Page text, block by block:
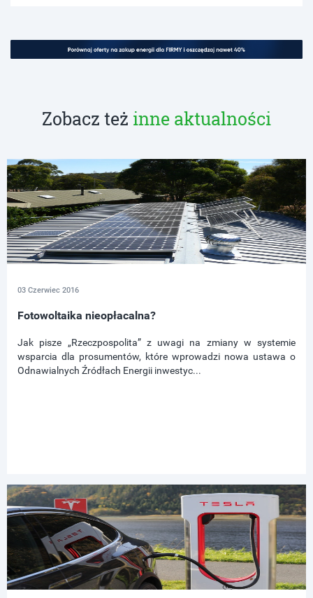
Zobacz też inne aktualności
03 Czerwiec 2016
Fotowoltaika nieopłacalna?
Jak pisze „Rzeczpospolita” z uwagi na zmiany w systemie
wsparcia dla prosumentów, które wprowadzi nowa ustawa o
Odnawialnych Źródłach Energii inwestyc...